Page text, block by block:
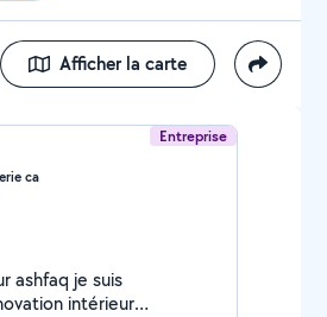
Afficher la carte
Entreprise
ca
ashfaq je suis
intérieur